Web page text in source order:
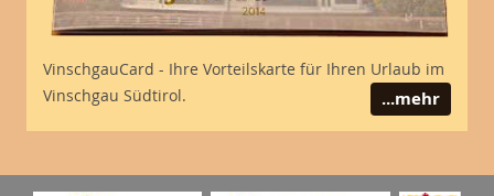
VinschgauCard - Ihre Vorteilskarte für Ihren Urlaub im
Vinschgau Südtirol.
...mehr